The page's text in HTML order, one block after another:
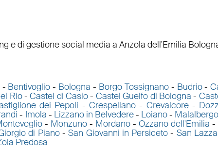
e di gestione social media a Anzola dell'Emilia
- Bentivoglio - Bologna - Borgo Tossignano- Budrio-
Rio-Castel di Casio- Castel Guelfo di Bologna -
dei Pepoli -Crespellano - Crevalcore-
- Imola - Lizzano in Belvedere- Loiano-
- Monzuno- Mordano- Ozzano dell'Emilia -
di Piano-San Giovanni in Persiceto - San
Predosa